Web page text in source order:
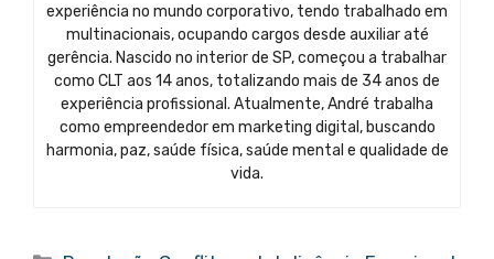
experiência no mundo corporativo, tendo trabalhado em
multinacionais, ocupando cargos desde auxiliar até
gerência. Nascido no interior de SP, começou a trabalhar
como CLT aos 14 anos, totalizando mais de 34 anos de
experiência profissional. Atualmente, André trabalha
como empreendedor em marketing digital, buscando
harmonia, paz, saúde física, saúde mental e qualidade de
vida.